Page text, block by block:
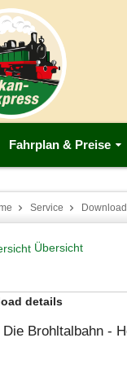
Fahrplan & Preise
Service
Übersicht
details
Die Brohltalbahn -